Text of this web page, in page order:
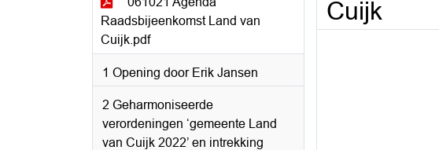
Raadsbijeenkomst Land van
Cuijk.pdf
1 Opening door Erik Jansen
2 Geharmoniseerde
verordeningen ‘gemeente Land
van Cuijk 2022’ en intrekking
Cuijk